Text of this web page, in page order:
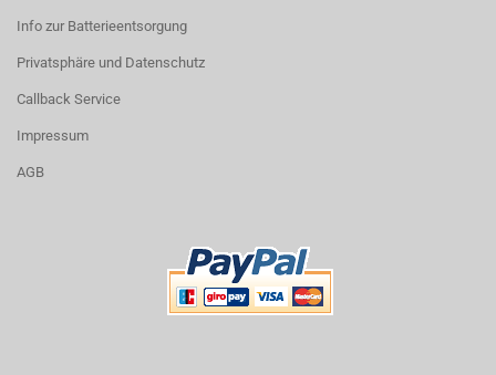
Info zur Batterieentsorgung
Privatsphäre und Datenschutz
Callback Service
Impressum
AGB